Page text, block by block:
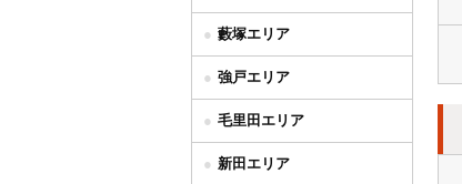
藪塚エリア
強戸エリア
毛里田エリア
新田エリア